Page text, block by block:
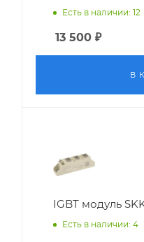
Есть в наличии: 12
13 500 ₽
В
IGBT модуль
Есть в наличии: 4